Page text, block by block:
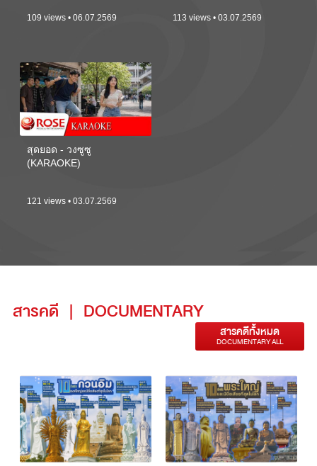
109 views • 06.07.2569 113 views • 03.07.2569
สุดยอด - วงซูซู
(KARAOKE)
121 views • 03.07.2569
สารคดี | DOCUMENTARY
สารคดีทั้งหมด
DOCUMENTARY ALL